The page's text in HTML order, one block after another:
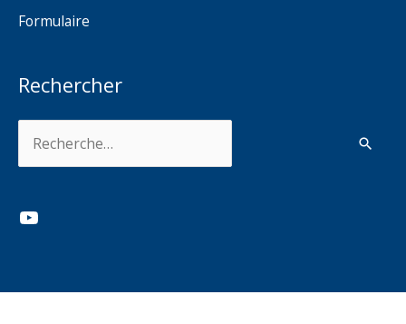
Formulaire
Rechercher
YouTube